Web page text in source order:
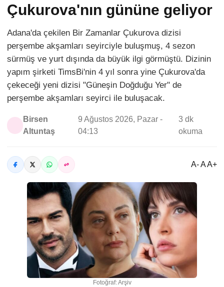
Çukurova'nın gününe geliyor
Adana'da çekilen Bir Zamanlar Çukurova dizisi
perşembe akşamları seyirciyle buluşmuş, 4 sezon
sürmüş ve yurt dışında da büyük ilgi görmüştü. Dizinin
yapım şirketi TimsBi'nin 4 yıl sonra yine Çukurova'da
çekeceği yeni dizisi "Güneşin Doğduğu Yer" de
perşembe akşamları seyirci ile buluşacak.
Birsen
Altuntaş
9 Ağustos 2026, Pazar -
04:13
3 dk
okuma
A- A A+
Fotoğraf: Arşiv